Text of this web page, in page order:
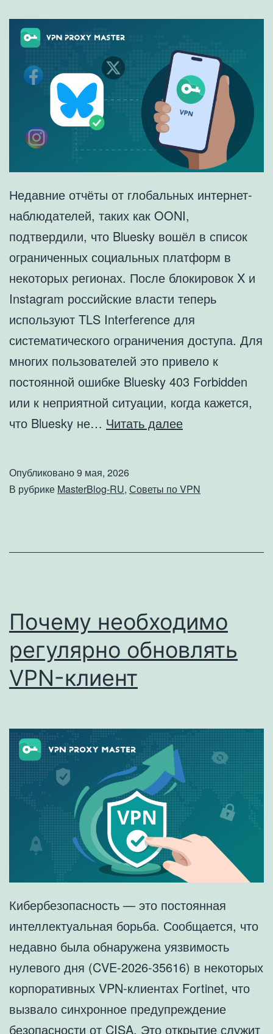
Недавние отчёты от глобальных интернет-
наблюдателей, таких как OONI,
подтвердили, что Bluesky вошёл в список
ограниченных социальных платформ в
некоторых регионах. После блокировок X и
Instagram российские власти теперь
используют TLS Interference для
систематического ограничения доступа. Для
многих пользователей это привело к
постоянной ошибке Bluesky 403 Forbidden
или к неприятной ситуации, когда кажется,
что Bluesky не… Читать далееКак
403
обходу
TLS-
Опубликовано9 мая, 2026
В рубрике MasterBlog-RU, Советы по VPN
Почему необходимо
регулярно обновлять
VPN-клиент
Кибербезопасность — это постоянная
интеллектуальная борьба. Сообщается, что
недавно была обнаружена уязвимость
нулевого дня (CVE-2026-35616) в некоторых
корпоративных VPN-клиентах Fortinet, что
вызвало синхронное предупреждение
безопасности от CISA. Это открытие служит